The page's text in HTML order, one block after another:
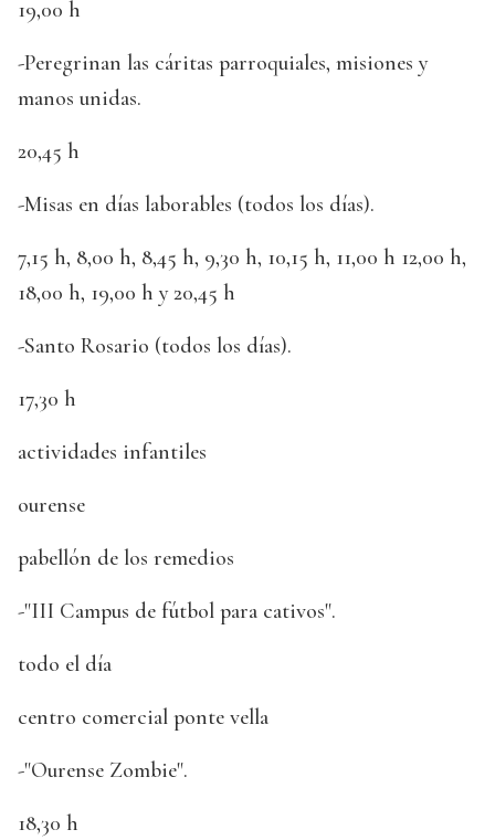
19,00 h
-Peregrinan las cáritas parroquiales, misiones y
manos unidas.
20,45 h
-Misas en días laborables (todos los días).
7,15 h, 8,00 h, 8,45 h, 9,30 h, 10,15 h, 11,00 h 12,00 h,
18,00 h, 19,00 h y 20,45 h
-Santo Rosario (todos los días).
17,30 h
actividades infantiles
ourense
pabellón de los remedios
-"III Campus de fútbol para cativos".
todo el día
centro comercial ponte vella
-"Ourense Zombie".
18,30 h